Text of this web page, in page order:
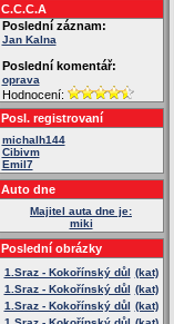
C.C.C.A
Poslední záznam:
Jan Kalna
Poslední komentář:
oprava
Hodnocení:
Posl. registrovaní
michalh144
Cibivm
Emil7
Auto dne
Majitel auta dne je:
miki
Poslední obrázky
1.Sraz - Kokořínský důl (kat)
1.Sraz - Kokořínský důl (kat)
1.Sraz - Kokořínský důl (kat)